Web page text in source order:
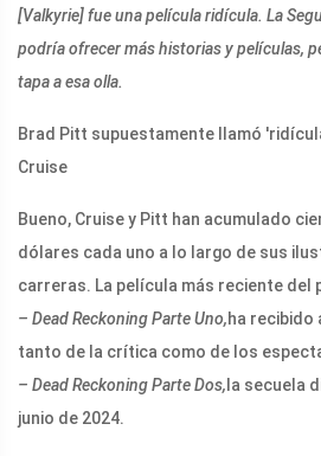
[Valkyrie] fue una película ridícula. La
podría ofrecer más historias y películas,
tapa a esa olla.
Brad Pitt supuestamente llamó
Cruise
Bueno, Cruise y Pitt han acumulado
dólares cada uno a lo largo de sus
carreras. La película más reciente del
– Dead Reckoning Parte Uno,ha
tanto de la crítica como de los
– Dead Reckoning Parte Dos, la secuela
junio de 2024.